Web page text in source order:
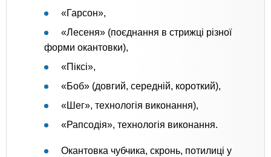
«Гарсон»,
«Лесеня» (поєднання в стрижці різної
форми окантовки),
«Піксі»,
«Боб» (довгий, середній, короткий),
«Шег», технологія виконання),
«Рапсодія», технологія виконання.
Окантовка чубчика, скронь, потилиці у